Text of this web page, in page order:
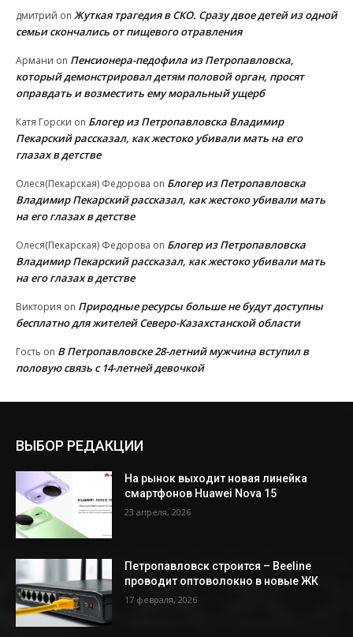
дмитрий on Жуткая трагедия в СКО. Сразу двое детей из одной
семьи скончались от пищевого отравления
Армани on Пенсионера-педофила из Петропавловска,
который демонстрировал детям половой орган, просят
оправдать и возместить ему моральный ущерб
Катя Горски on Блогер из Петропавловска Владимир
Пекарский рассказал, как жестоко убивали мать на его
глазах в детстве
Олеся(Пекарская) Федорова on Блогер из Петропавловска
Владимир Пекарский рассказал, как жестоко убивали мать
на его глазах в детстве
Олеся(Пекарская) Федорова on Блогер из Петропавловска
Владимир Пекарский рассказал, как жестоко убивали мать
на его глазах в детстве
Виктория on Природные ресурсы больше не будут доступны
бесплатно для жителей Северо-Казахстанской области
Гость on В Петропавловске 28-летний мужчина вступил в
половую связь с 14-летней девочкой
ВЫБОР РЕДАКЦИИ
На рынок выходит новая линейка
смартфонов Huawei Nova 15
23 апреля, 2026
Петропавловск строится – Beeline
проводит оптоволокно в новые ЖК
17 февраля, 2026